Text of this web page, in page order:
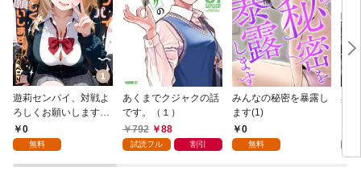
遊莉センパイ、対戦よ
ろしくお願いします。
1 0
無料
あくまでクジャクの話
です。（１）
792
88
試読フル 割引
みんなの秘密を暴露し
ます(1)
0
無料
異